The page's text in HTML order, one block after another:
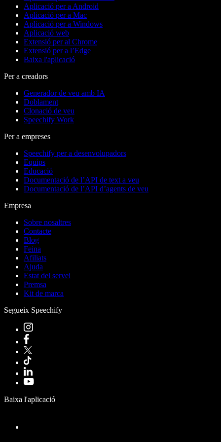
Aplicació per a Android
Aplicació per a Mac
Aplicació per a Windows
Aplicació web
Extensió per al Chrome
Extensió per a l’Edge
Baixa l'aplicació
Per a creadors
Generador de veu amb IA
Doblament
Clonació de veu
Speechify Work
Per a empreses
Speechify per a desenvolupadors
Equips
Educació
Documentació de l’API de text a veu
Documentació de l’API d’agents de veu
Empresa
Sobre nosaltres
Contacte
Blog
Feina
Afiliats
Ajuda
Estat del servei
Premsa
Kit de marca
Segueix Speechify
Baixa l'aplicació